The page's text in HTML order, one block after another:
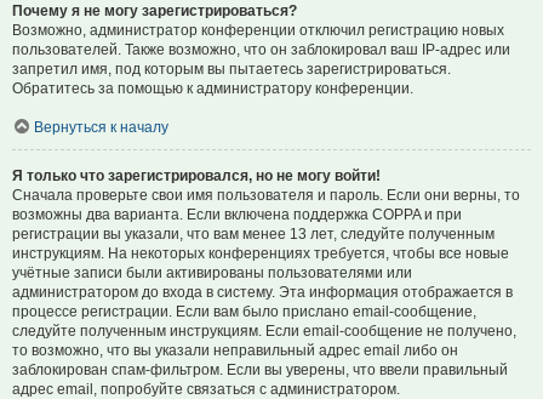
Почему я не могу зарегистрироваться?
Возможно, администратор конференции отключил регистрацию новых
пользователей. Также возможно, что он заблокировал ваш IP-адрес или
запретил имя, под которым вы пытаетесь зарегистрироваться.
Обратитесь за помощью к администратору конференции.
Вернуться к началу
Я только что зарегистрировался, но не могу войти!
Сначала проверьте свои имя пользователя и пароль. Если они верны, то
возможны два варианта. Если включена поддержка COPPA и при
регистрации вы указали, что вам менее 13 лет, следуйте полученным
инструкциям. На некоторых конференциях требуется, чтобы все новые
учётные записи были активированы пользователями или
администратором до входа в систему. Эта информация отображается в
процессе регистрации. Если вам было прислано email-сообщение,
следуйте полученным инструкциям. Если email-сообщение не получено,
то возможно, что вы указали неправильный адрес email либо он
заблокирован спам-фильтром. Если вы уверены, что ввели правильный
адрес email, попробуйте связаться с администратором.